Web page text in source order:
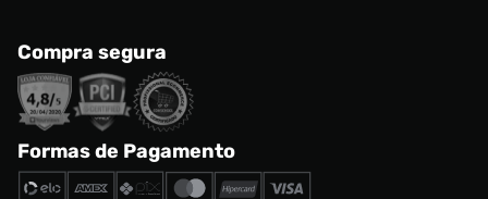
Compra segura
Formas de Pagamento